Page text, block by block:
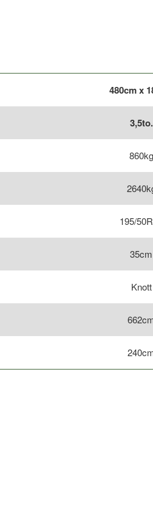
480cm x
3,5to.
860kg
195/
35cm
Knott